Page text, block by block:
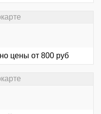
цены от 800 руб